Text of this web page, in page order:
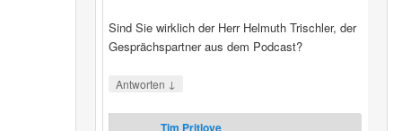
Sind Sie wirklich der Herr Helmuth Trischler, der
Gesprächspartner aus dem Podcast?
Antworten ↓
Tim Pritlove